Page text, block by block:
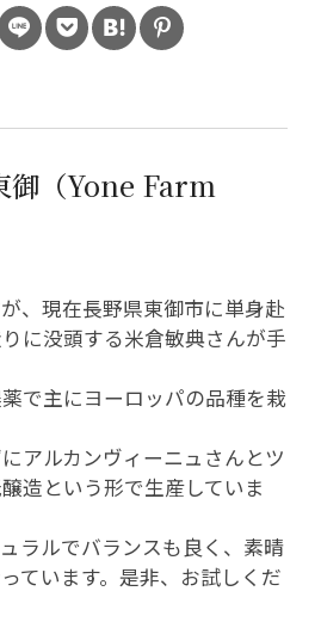
御（Yone Farm
、現在長野県東御市に単身赴
に没頭する米倉敏典さんが手
で主にヨーロッパの品種を栽
アルカンヴィーニュさんとツ
造という形で生産していま
ラルでバランスも良く、素晴
ています。是非、お試しくだ